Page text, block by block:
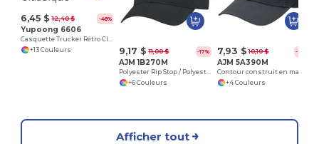
6,45 $ 12,40 $ -48%
Yupoong 6606
Casquette Trucker Rétro Classique
+13 Couleurs
9,17 $ 11,00 $ -17%
AJM 1B270M
Polyester Rip Stop / Polyester Rip Stop Mesh 6 Panel Constructed Full-Fit (Mesh Back)
+6 Couleurs
7,93 $ 10,10 $ -21%
AJM 5A390M
+4 Couleurs
Afficher tout